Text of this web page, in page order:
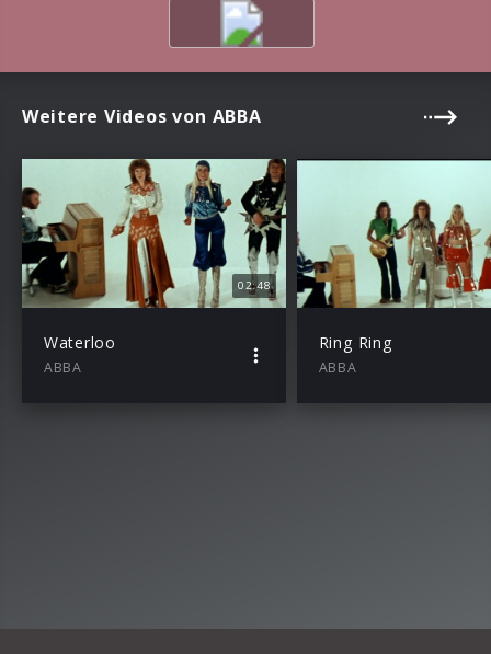
Weitere Videos von ABBA
02:48
Waterloo
ABBA
Ring Ring
ABBA